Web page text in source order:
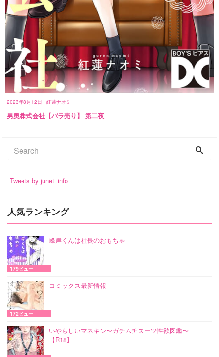
2023年8月12日 紅蓮ナオミ
男奥株式会社【バラ売り】 第二夜
Tweets by junet_info
人気ランキング
峰岸くんは社長のおもちゃ
179ビュー
コミックス最新情報
172ビュー
いやらしいマネキン〜ガチムチスーツ性欲図鑑〜
【R18】